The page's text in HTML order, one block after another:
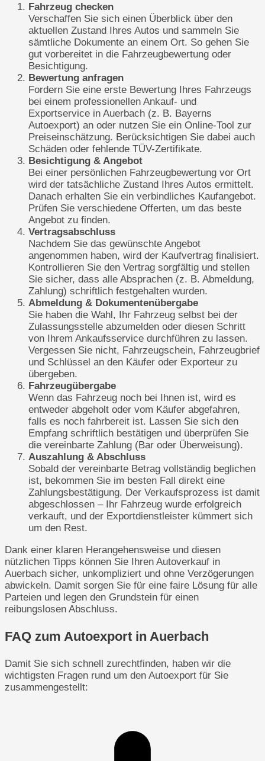
Fahrzeug checken
Verschaffen Sie sich einen Überblick über den
aktuellen Zustand Ihres Autos und sammeln Sie
sämtliche Dokumente an einem Ort. So gehen Sie
gut vorbereitet in die Fahrzeugbewertung oder
Besichtigung.
Bewertung anfragen
Fordern Sie eine erste Bewertung Ihres Fahrzeugs
bei einem professionellen Ankauf- und
Exportservice in Auerbach (z. B. Bayerns
Autoexport) an oder nutzen Sie ein Online-Tool zur
Preiseinschätzung. Berücksichtigen Sie dabei auch
Schäden oder fehlende TÜV-Zertifikate.
Besichtigung & Angebot
Bei einer persönlichen Fahrzeugbewertung vor Ort
wird der tatsächliche Zustand Ihres Autos ermittelt.
Danach erhalten Sie ein verbindliches Kaufangebot.
Prüfen Sie verschiedene Offerten, um das beste
Angebot zu finden.
Vertragsabschluss
Nachdem Sie das gewünschte Angebot
angenommen haben, wird der Kaufvertrag finalisiert.
Kontrollieren Sie den Vertrag sorgfältig und stellen
Sie sicher, dass alle Absprachen (z. B. Abmeldung,
Zahlung) schriftlich festgehalten wurden.
Abmeldung & Dokumentenübergabe
Sie haben die Wahl, Ihr Fahrzeug selbst bei der
Zulassungsstelle abzumelden oder diesen Schritt
von Ihrem Ankaufsservice durchführen zu lassen.
Vergessen Sie nicht, Fahrzeugschein, Fahrzeugbrief
und Schlüssel an den Käufer oder Exporteur zu
übergeben.
Fahrzeugübergabe
Wenn das Fahrzeug noch bei Ihnen ist, wird es
entweder abgeholt oder vom Käufer abgefahren,
falls es noch fahrbereit ist. Lassen Sie sich den
Empfang schriftlich bestätigen und überprüfen Sie
die vereinbarte Zahlung (Bar oder Überweisung).
Auszahlung & Abschluss
Sobald der vereinbarte Betrag vollständig beglichen
ist, bekommen Sie im besten Fall direkt eine
Zahlungsbestätigung. Der Verkaufsprozess ist damit
abgeschlossen – Ihr Fahrzeug wurde erfolgreich
verkauft, und der Exportdienstleister kümmert sich
um den Rest.
Dank einer klaren Herangehensweise und diesen
nützlichen Tipps können Sie Ihren Autoverkauf in
Auerbach sicher, unkompliziert und ohne Verzögerungen
abwickeln. Damit sorgen Sie für eine faire Lösung für alle
Parteien und legen den Grundstein für einen
reibungslosen Abschluss.
FAQ zum Autoexport in Auerbach
Damit Sie sich schnell zurechtfinden, haben wir die
wichtigsten Fragen rund um den Autoexport für Sie
zusammengestellt: